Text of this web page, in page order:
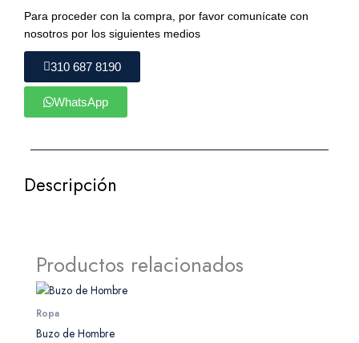
Para proceder con la compra, por favor comunícate con
nosotros por los siguientes medios
310 687 8190
WhatsApp
Descripción
Productos relacionados
Ropa
Buzo de Hombre